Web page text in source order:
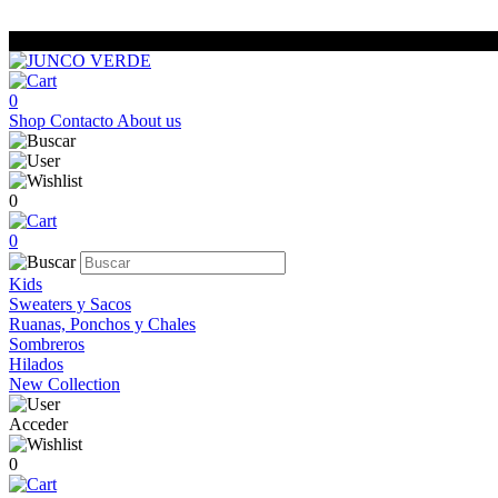
0
Shop Contacto About us
0
0
Kids
Sweaters y Sacos
Ruanas, Ponchos y Chales
Sombreros
Hilados
New Collection
Acceder
0